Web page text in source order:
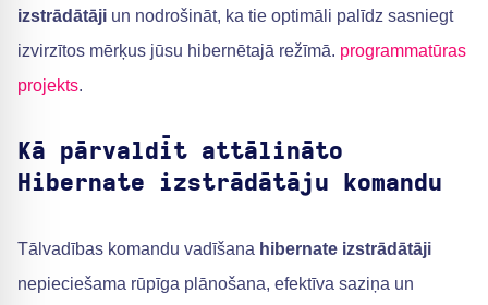
izstrādātāji un nodrošināt, ka tie optimāli palīdz sasniegt
izvirzītos mērķus jūsu hibernētajā režīmā. programmatūras
projekts.
Kā pārvaldīt attālināto
Hibernate izstrādātāju komandu
Tālvadības komandu vadīšana hibernate izstrādātāji
nepieciešama rūpīga plānošana, efektīva saziņa un